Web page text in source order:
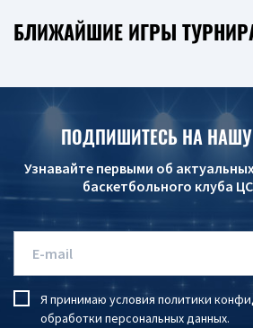
БЛИЖАЙШИЕ ИГРЫ
ПОДПИШИТЕСЬ НА
Узнавайте первыми об
баскетбольного клуба
Я принимаю условия политики
обработки персональных данных.